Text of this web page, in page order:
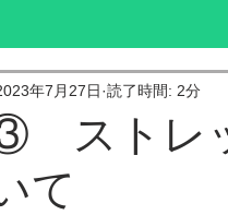
ストレ
て
年7月27日 読了時間: 2分